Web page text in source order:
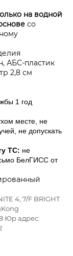
на водной
со
АБС-пластик
2,8 см
1 год
месте, не
не допускать
ТС: не
БелГИСС от
4, 7/F BRIGHT
Юр адрес: